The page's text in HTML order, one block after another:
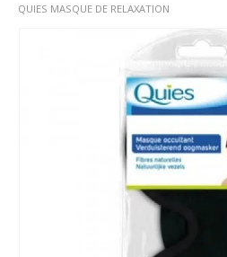
QUIES MASQUE DE RELAXATION